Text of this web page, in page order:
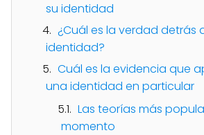
su identidad
¿Cuál es la verdad detrás
identidad?
Cuál es la evidencia que
una identidad en particular
Las teorías más
momento